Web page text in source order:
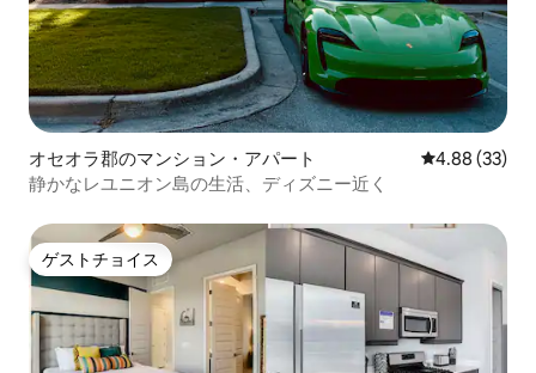
オセオラ郡のマンション・アパート レビュー33
4.88 (33)
静かなレユニオン島の生活、ディズニー近く
ゲストチョイス
ゲストチョイス